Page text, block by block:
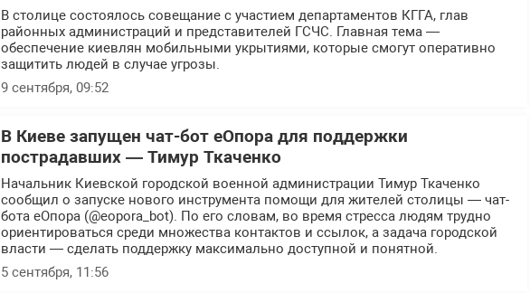
В столице состоялось совещание с участием департаментов КГГА, глав
районных администраций и представителей ГСЧС. Главная тема —
обеспечение киевлян мобильными укрытиями, которые смогут оперативно
защитить людей в случае угрозы.
9 сентября, 09:52
В Киеве запущен чат-бот еОпора для поддержки
пострадавших — Тимур Ткаченко
Начальник Киевской городской военной администрации Тимур Ткаченко
сообщил о запуске нового инструмента помощи для жителей столицы — чат-
бота еОпора (@eopora_bot). По его словам, во время стресса людям трудно
ориентироваться среди множества контактов и ссылок, а задача городской
власти — сделать поддержку максимально доступной и понятной.
5 сентября, 11:56